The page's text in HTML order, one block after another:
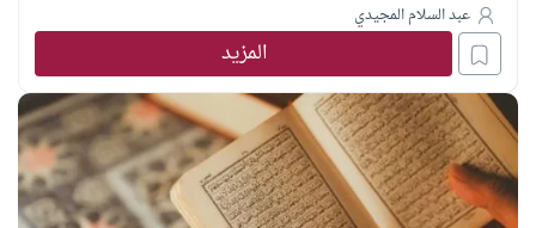
عبد السلام المجيدي
المزيد